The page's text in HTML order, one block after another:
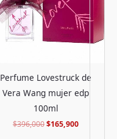
Perfume Lovestruck de
Vera Wang mujer edp
100ml
$396,000$165,900